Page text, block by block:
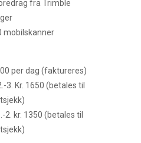
fra Trimble
mobilskanner
per dag (faktureres)
3. Kr. 1650 (betales til
2. kr. 1350 (betales til